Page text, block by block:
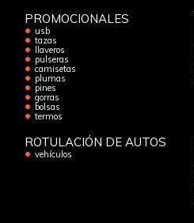
PROMOCIONALES
usb
tazas
llaveros
pulseras
camisetas
plumas
pines
gorras
bolsas
termos
ROTULACIÓN DE AUTOS
vehículos